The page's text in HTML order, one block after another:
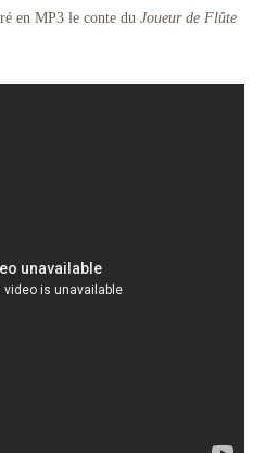
en MP3 le conte du Joueur de Flûte